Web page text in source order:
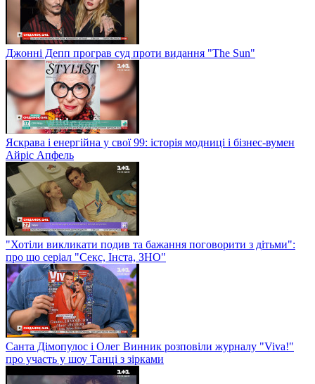
Джонні Депп програв суд проти видання "The Sun"
Яскрава і енергійна у свої 99: історія модниці і бізнес-вумен
Айріс Апфель
"Хотіли викликати подив та бажання поговорити з дітьми":
про що серіал "Секс, Інста, ЗНО"
Санта Дімопулос і Олег Винник розповіли журналу "Viva!"
про участь у шоу Танці з зірками